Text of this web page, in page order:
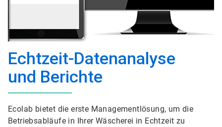
Echtzeit-Datenanalyse
und Berichte
Ecolab bietet die erste Managementlösung, um die
Betriebsabläufe in Ihrer Wäscherei in Echtzeit zu